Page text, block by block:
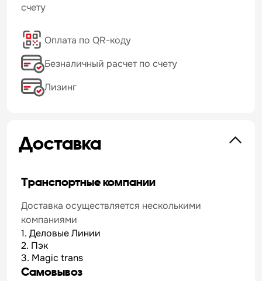
счету
Оплата по QR-коду
Безналичный расчет по счету
Лизинг
Доставка
Транспортные компании
Доставка осуществляется несколькими
компаниями
1. Деловые Линии
2. Пэк
3. Magic trans
Самовывоз